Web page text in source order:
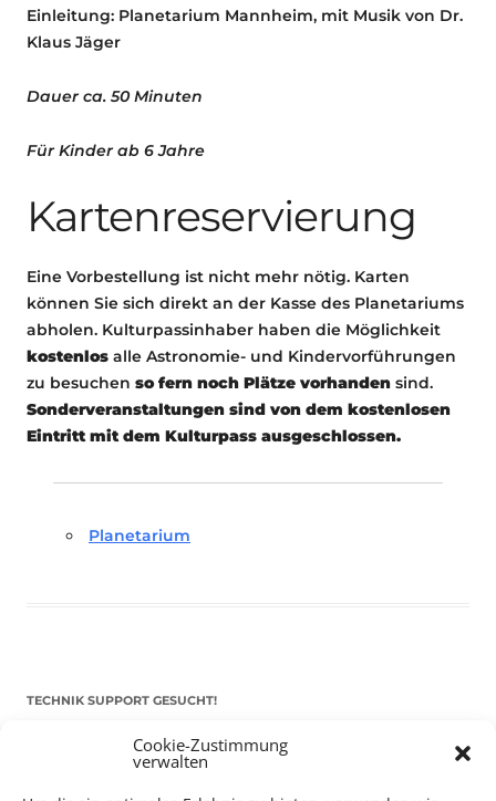
Cookie-Zustimmung
verwalten
Einleitung: Planetarium Mannheim, mit Musik von Dr.
Klaus Jäger
Dauer ca. 50 Minuten
Für Kinder ab 6 Jahre
Kartenreservierung
Eine Vorbestellung ist nicht mehr nötig. Karten
können Sie sich direkt an der Kasse des Planetariums
abholen. Kulturpassinhaber haben die Möglichkeit
kostenlos alle Astronomie- und Kindervorführungen
zu besuchen so fern noch Plätze vorhanden sind.
Sonderveranstaltungen sind von dem kostenlosen
Eintritt mit dem Kulturpass ausgeschlossen.
Planetarium
TECHNIK SUPPORT GESUCHT!
Das Kulturparkett freut sich stets über